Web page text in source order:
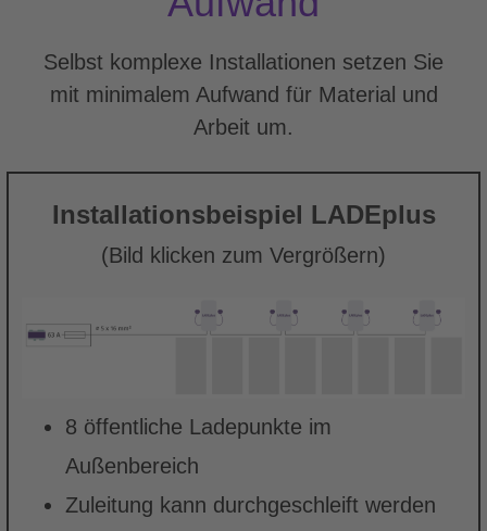
Selbst komplexe Installationen setzen Sie
mit minimalem Aufwand für Material und
Arbeit um.
Installationsbeispiel LADEplus
(Bild klicken zum Vergrößern)
8 öffentliche Ladepunkte im
Außenbereich
Zuleitung kann durchgeschleift werden